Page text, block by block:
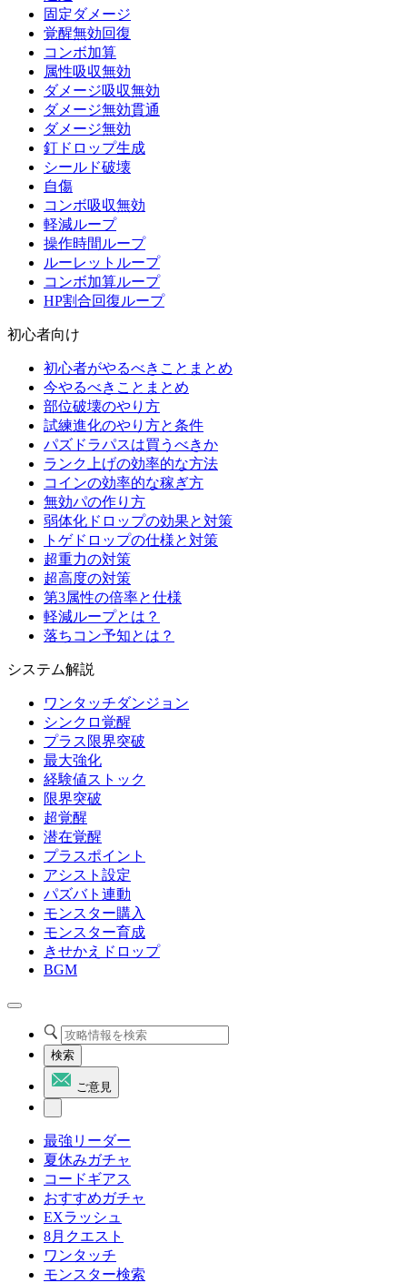
固定ダメージ
覚醒無効回復
コンボ加算
属性吸収無効
ダメージ吸収無効
ダメージ無効貫通
ダメージ無効
釘ドロップ生成
シールド破壊
自傷
コンボ吸収無効
軽減ループ
操作時間ループ
ルーレットループ
コンボ加算ループ
HP割合回復ループ
初心者向け
初心者がやるべきことまとめ
今やるべきことまとめ
部位破壊のやり方
試練進化のやり方と条件
パズドラパスは買うべきか
ランク上げの効率的な方法
コインの効率的な稼ぎ方
無効パの作り方
弱体化ドロップの効果と対策
トゲドロップの仕様と対策
超重力の対策
超高度の対策
第3属性の倍率と仕様
軽減ループとは？
落ちコン予知とは？
システム解説
ワンタッチダンジョン
シンクロ覚醒
プラス限界突破
最大強化
経験値ストック
限界突破
超覚醒
潜在覚醒
プラスポイント
アシスト設定
パズバト連動
モンスター購入
モンスター育成
きせかえドロップ
BGM
検索
ご意見
最強リーダー
夏休みガチャ
コードギアス
おすすめガチャ
EXラッシュ
8月クエスト
ワンタッチ
モンスター検索